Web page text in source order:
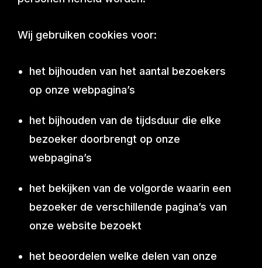
Wij gebruiken cookies voor:
het bijhouden van het aantal bezoekers
op onze webpagina’s
het bijhouden van de tijdsduur die elke
bezoeker doorbrengt op onze
webpagina’s
het bekijken van de volgorde waarin een
bezoeker de verschillende pagina’s van
onze website bezoekt
het beoordelen welke delen van onze